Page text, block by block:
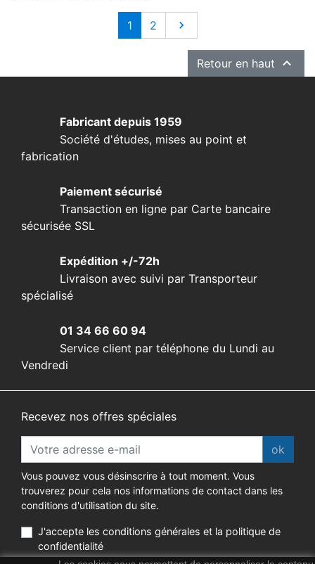
1 2 Suivant

Retour en haut 
Fabricant depuis 1959
Société d'études, mises au point et
fabrication
Paiement sécurisé
Transaction en ligne par Carte bancaire
sécurisée SSL
Expédition +/-72h
Livraison avec suivi par Transporteur
spécialisé
01 34 66 60 94
Service client par téléphone du Lundi au
Vendredi
Recevez nos offres spéciales
ok
Vous pouvez vous désinscrire à tout moment. Vous
trouverez pour cela nos informations de contact dans les
conditions d'utilisation du site.
J'accepte les conditions générales et la politique de
confidentialité